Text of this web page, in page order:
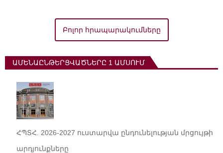
Բոլոր հրապարակումները
ԱՄԵՆԱԸՆԹԵՐՑՎԱԾՆԵՐԸ 1 ԱՄՍՈՒՄ
ՀՊՏՀ. 2026-2027 ուստարվա ընդունելության մրցույթի
արդյունքները